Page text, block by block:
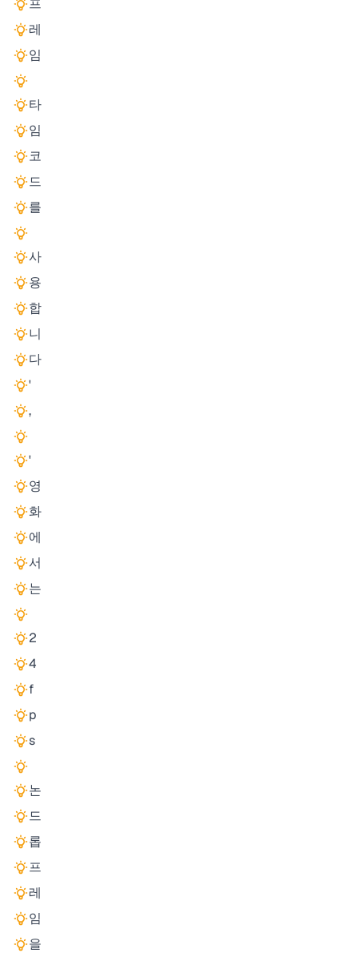
프
레
임
타
임
코
드
를
사
용
합
니
다
'
,
'
영
화
에
서
는
2
4
f
p
s
논
드
롭
프
레
임
을